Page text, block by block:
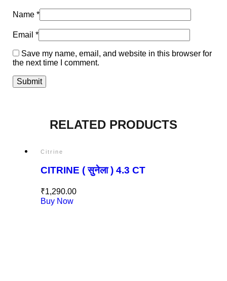
Name *
Email *
Save my name, email, and website in this browser for
the next time I comment.
RELATED PRODUCTS
Citrine
CITRINE ( सुनेला ) 4.3 CT
₹1,290.00
Buy Now